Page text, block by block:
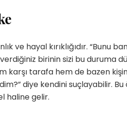
ve hayal kırıklığıdır. “Bunu
birinin sizi bu duruma
karşı tarafa hem de bazen
diye kendini suçlayabilir.
haline gelir.